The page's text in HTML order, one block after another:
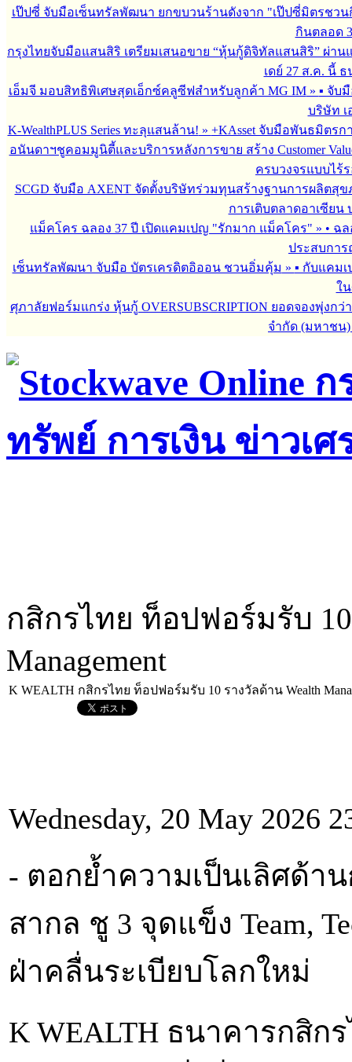
เป๊ปซี่ จับมือเซ็นทรัลพัฒนา ยกขบวนร้านดังจาก "เป๊ปซี่มิตรชว
กินตลอด
กรุงไทยจับมือแสนสิริ เตรียมเสนอขาย “หุ้นกู้ดิจิทัลแสนสิริ” ผ่าน
เดย์ 27 ส.ค. นี้
เอ็มจี มอบสิทธิพิเศษสุดเอ็กซ์คลูซีฟสำหรับลูกค้า MG IM» ▪︎ จับ
บริษัท เ
K-WealthPLUS Series ทะลุแสนล้าน! » +KAsset จับมือพันธมิตรการ
อนันดาฯชูคอมมูนิตี้และบริการหลังการขาย สร้าง Customer
ครบวงจรแบบไร้
SCGD จับมือ AXENT จัดตั้งบริษัทร่วมทุนสร้างฐานการผลิต
การเติบตลาดอาเซียน
แม็คโคร ฉลอง 37 ปี เปิดแคมเปญ "รักมาก แม็คโคร" » • ฉ
ประสบกา
เซ็นทรัลพัฒนา จับมือ บัตรเครดิตอิออน ชวนอิ่มคุ้ม » ▪︎ กับแคม
ใ
ศุภาลัยฟอร์มแกร่ง หุ้นกู้ OVERSUBSCRIPTION ยอดจองพุ่งกว่
จำกัด (มหาชน)
กสิกรไทย ท็อปฟอร์มรับ
Management
K WEALTH กสิกรไทย ท็อปฟอร์มรับ 10 รางวัลด้าน Wealth
Wednesday, 20 May 2026
- ตอกย้ำความเป็นเลิศด้า
สากล ชู 3 จุดแข็ง Team,
ฝ่าคลื่นระเบียบโลกใหม่
K WEALTH ธนาคารกสิ